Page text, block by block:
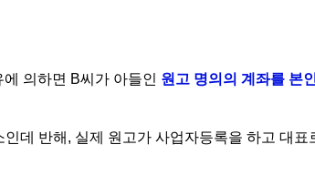
의하면 B씨가 아들인 원고 명의의 계좌를 본
데 반해, 실제 원고가 사업자등록을 하고 대표